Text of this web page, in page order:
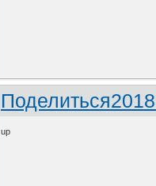
Поделиться
up